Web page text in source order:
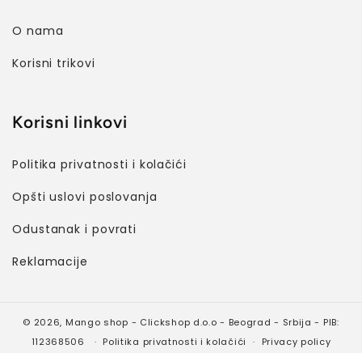
O nama
Korisni trikovi
Korisni linkovi
Politika privatnosti i kolačići
Opšti uslovi poslovanja
Odustanak i povrati
Reklamacije
© 2026, Mango shop - Clickshop d.o.o - Beograd - Srbija - PIB:
112368506
Politika privatnosti i kolačići Privacy policy